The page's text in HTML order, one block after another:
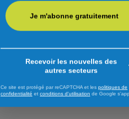
Je m'abonne gratuitement
Recevoir les nouvelles des
autres secteurs
Ce site est protégé par reCAPTCHA et les politiques de
confidentialité et conditions d'utilisation de Google